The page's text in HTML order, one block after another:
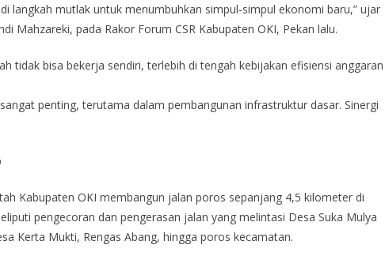
langkah mutlak untuk menumbuhkan simpul-simpul ekonomi baru,” ujar
Mahzareki, pada Rakor Forum CSR Kabupaten OKI, Pekan lalu.
tidak bisa bekerja sendiri, terlebih di tengah kebijakan efisiensi anggaran
penting, terutama dalam pembangunan infrastruktur dasar. Sinergi
Kabupaten OKI membangun jalan poros sepanjang 4,5 kilometer di
pengecoran dan pengerasan jalan yang melintasi Desa Suka Mulya
Kerta Mukti, Rengas Abang, hingga poros kecamatan.